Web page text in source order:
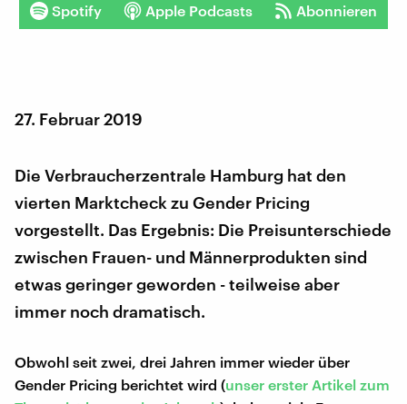
Spotify Apple Podcasts Abonnieren
27. Februar 2019
Die Verbraucherzentrale Hamburg hat den
vierten Marktcheck zu Gender Pricing
vorgestellt. Das Ergebnis: Die Preisunterschiede
zwischen Frauen- und Männerprodukten sind
etwas geringer geworden - teilweise aber
immer noch dramatisch.
Obwohl seit zwei, drei Jahren immer wieder über
Gender Pricing berichtet wird (unser erster Artikel zum